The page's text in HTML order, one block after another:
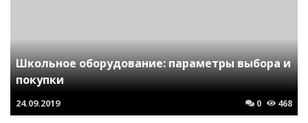
Школьное оборудование: параметры выбора и
покупки
24.09.2019 0 468